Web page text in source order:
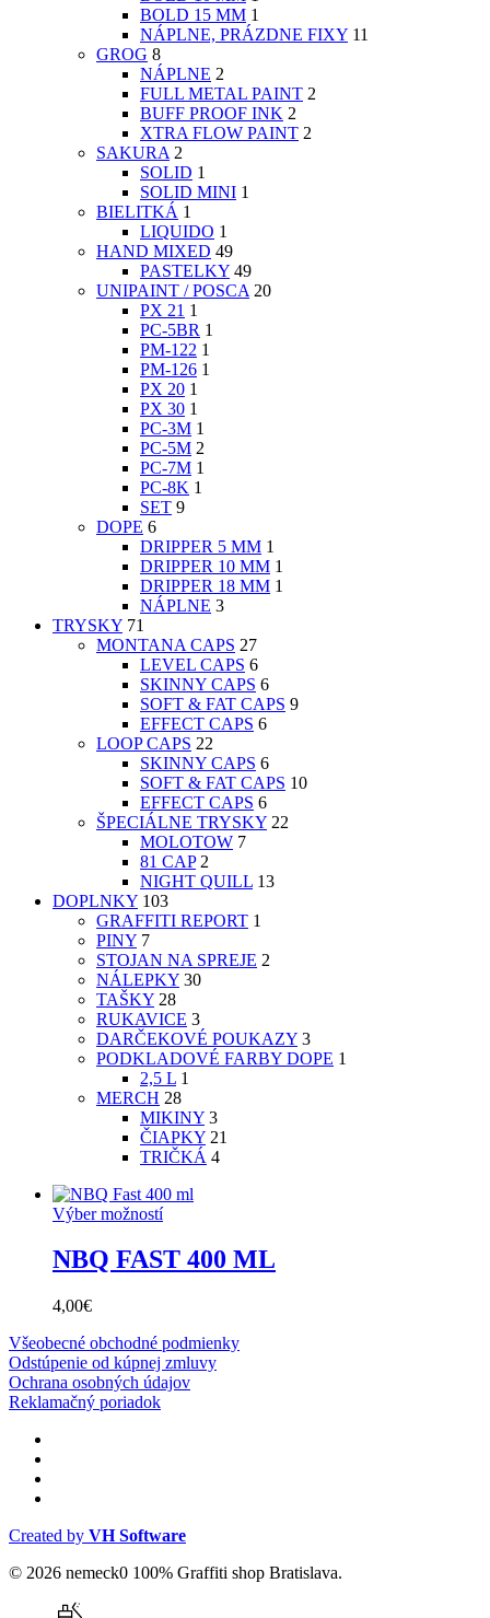
BOLD 15 MM 1
NÁPLNE, PRÁZDNE FIXY 11
GROG 8
NÁPLNE 2
FULL METAL PAINT 2
BUFF PROOF INK 2
XTRA FLOW PAINT 2
SAKURA 2
SOLID 1
SOLID MINI 1
BIELITKÁ 1
LIQUIDO 1
HAND MIXED 49
PASTELKY 49
UNIPAINT / POSCA 20
PX 21 1
PC-5BR 1
PM-122 1
PM-126 1
PX 20 1
PX 30 1
PC-3M 1
PC-5M 2
PC-7M 1
PC-8K 1
SET 9
DOPE 6
DRIPPER 5 MM 1
DRIPPER 10 MM 1
DRIPPER 18 MM 1
NÁPLNE 3
TRYSKY 71
MONTANA CAPS 27
LEVEL CAPS 6
SKINNY CAPS 6
SOFT & FAT CAPS 9
EFFECT CAPS 6
LOOP CAPS 22
SKINNY CAPS 6
SOFT & FAT CAPS 10
EFFECT CAPS 6
ŠPECIÁLNE TRYSKY 22
MOLOTOW 7
81 CAP 2
NIGHT QUILL 13
DOPLNKY 103
GRAFFITI REPORT 1
PINY 7
STOJAN NA SPREJE 2
NÁLEPKY 30
TAŠKY 28
RUKAVICE 3
DARČEKOVÉ POUKAZY 3
PODKLADOVÉ FARBY DOPE 1
2,5 L 1
MERCH 28
MIKINY 3
ČIAPKY 21
TRIČKÁ 4
Výber možností
NBQ FAST 400 ML
4,00€
Všeobecné obchodné podmienky
Odstúpenie od kúpnej zmluvy
Ochrana osobných údajov
Reklamačný poriadok
Created by VH Software
© 2026 nemeck0 100% Graffiti shop Bratislava.